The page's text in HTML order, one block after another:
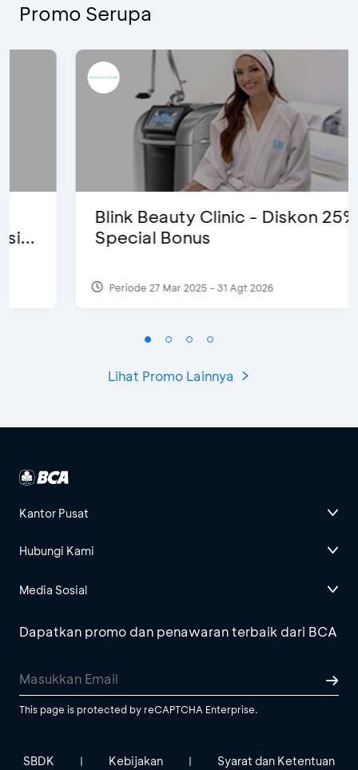
Promo Serupa
Blink Beauty Clinic - Diskon 25% &
Special Bonus
Periode 27 Mar 2025 - 31 Agt 2026
Lihat Promo Lainnya
Kantor Pusat
Hubungi Kami
Media Sosial
Dapatkan promo dan penawaran terbaik dari BCA
This page is protected by reCAPTCHA Enterprise.
SBDK | Kebijakan | Syarat dan Ketentuan